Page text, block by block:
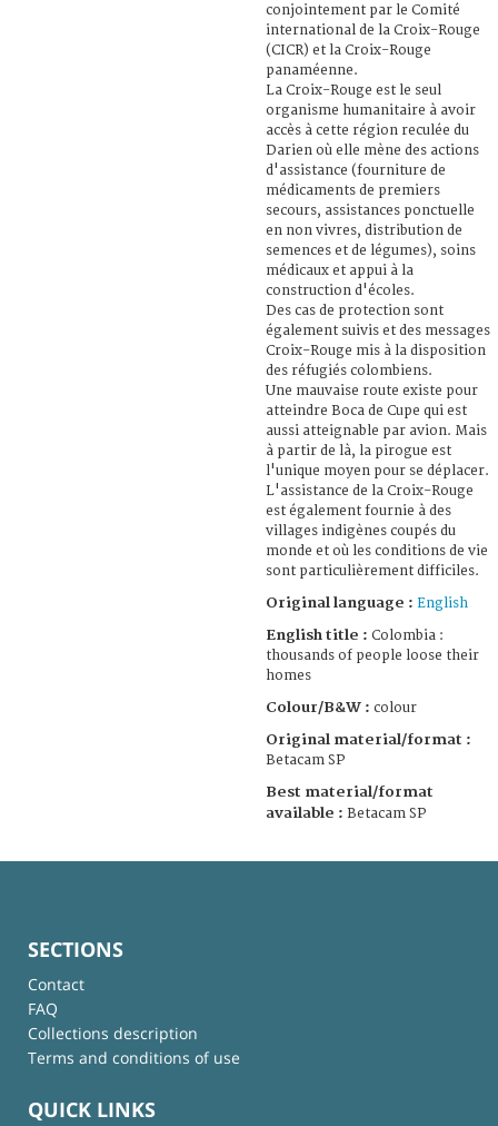
conjointement par le Comité
international de la Croix-Rouge
(CICR) et la Croix-Rouge
panaméenne.
La Croix-Rouge est le seul
organisme humanitaire à avoir
accès à cette région reculée du
Darien où elle mène des actions
d'assistance (fourniture de
médicaments de premiers
secours, assistances ponctuelle
en non vivres, distribution de
semences et de légumes), soins
médicaux et appui à la
construction d'écoles.
Des cas de protection sont
également suivis et des messages
Croix-Rouge mis à la disposition
des réfugiés colombiens.
Une mauvaise route existe pour
atteindre Boca de Cupe qui est
aussi atteignable par avion. Mais
à partir de là, la pirogue est
l'unique moyen pour se déplacer.
L'assistance de la Croix-Rouge
est également fournie à des
villages indigènes coupés du
monde et où les conditions de vie
sont particulièrement difficiles.
Original language : English
English title : Colombia :
thousands of people loose their
homes
Colour/B&W : colour
Original material/format :
Betacam SP
Best material/format
available : Betacam SP
SECTIONS
Contact
FAQ
Collections description
Terms and conditions of use
QUICK LINKS